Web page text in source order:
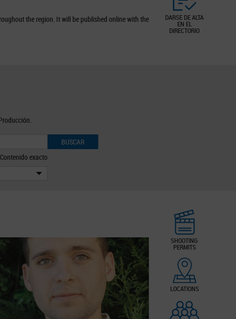
DARSE DE ALTA
EN EL
DIRECTORIO
the region. It will be published online with the
BUSCAR
Contenido exacto
SHOOTING
PERMITS
LOCATIONS